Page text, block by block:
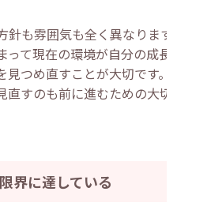
も雰囲気も全く異なります。だ
て現在の環境が自分の成長につ
つめ直すことが大切です。自分
すのも前に進むための大切な一
界に達している